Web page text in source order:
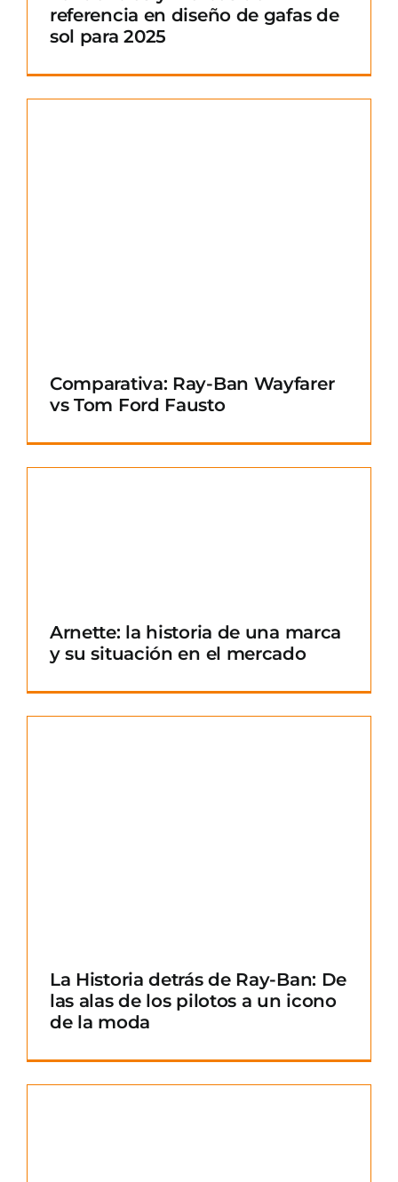
referencia en diseño de gafas de
sol para 2025
Comparativa: Ray-Ban Wayfarer
vs Tom Ford Fausto
Arnette: la historia de una marca
y su situación en el mercado
La Historia detrás de Ray-Ban: De
las alas de los pilotos a un icono
de la moda